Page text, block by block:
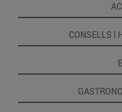
CONSELLS I